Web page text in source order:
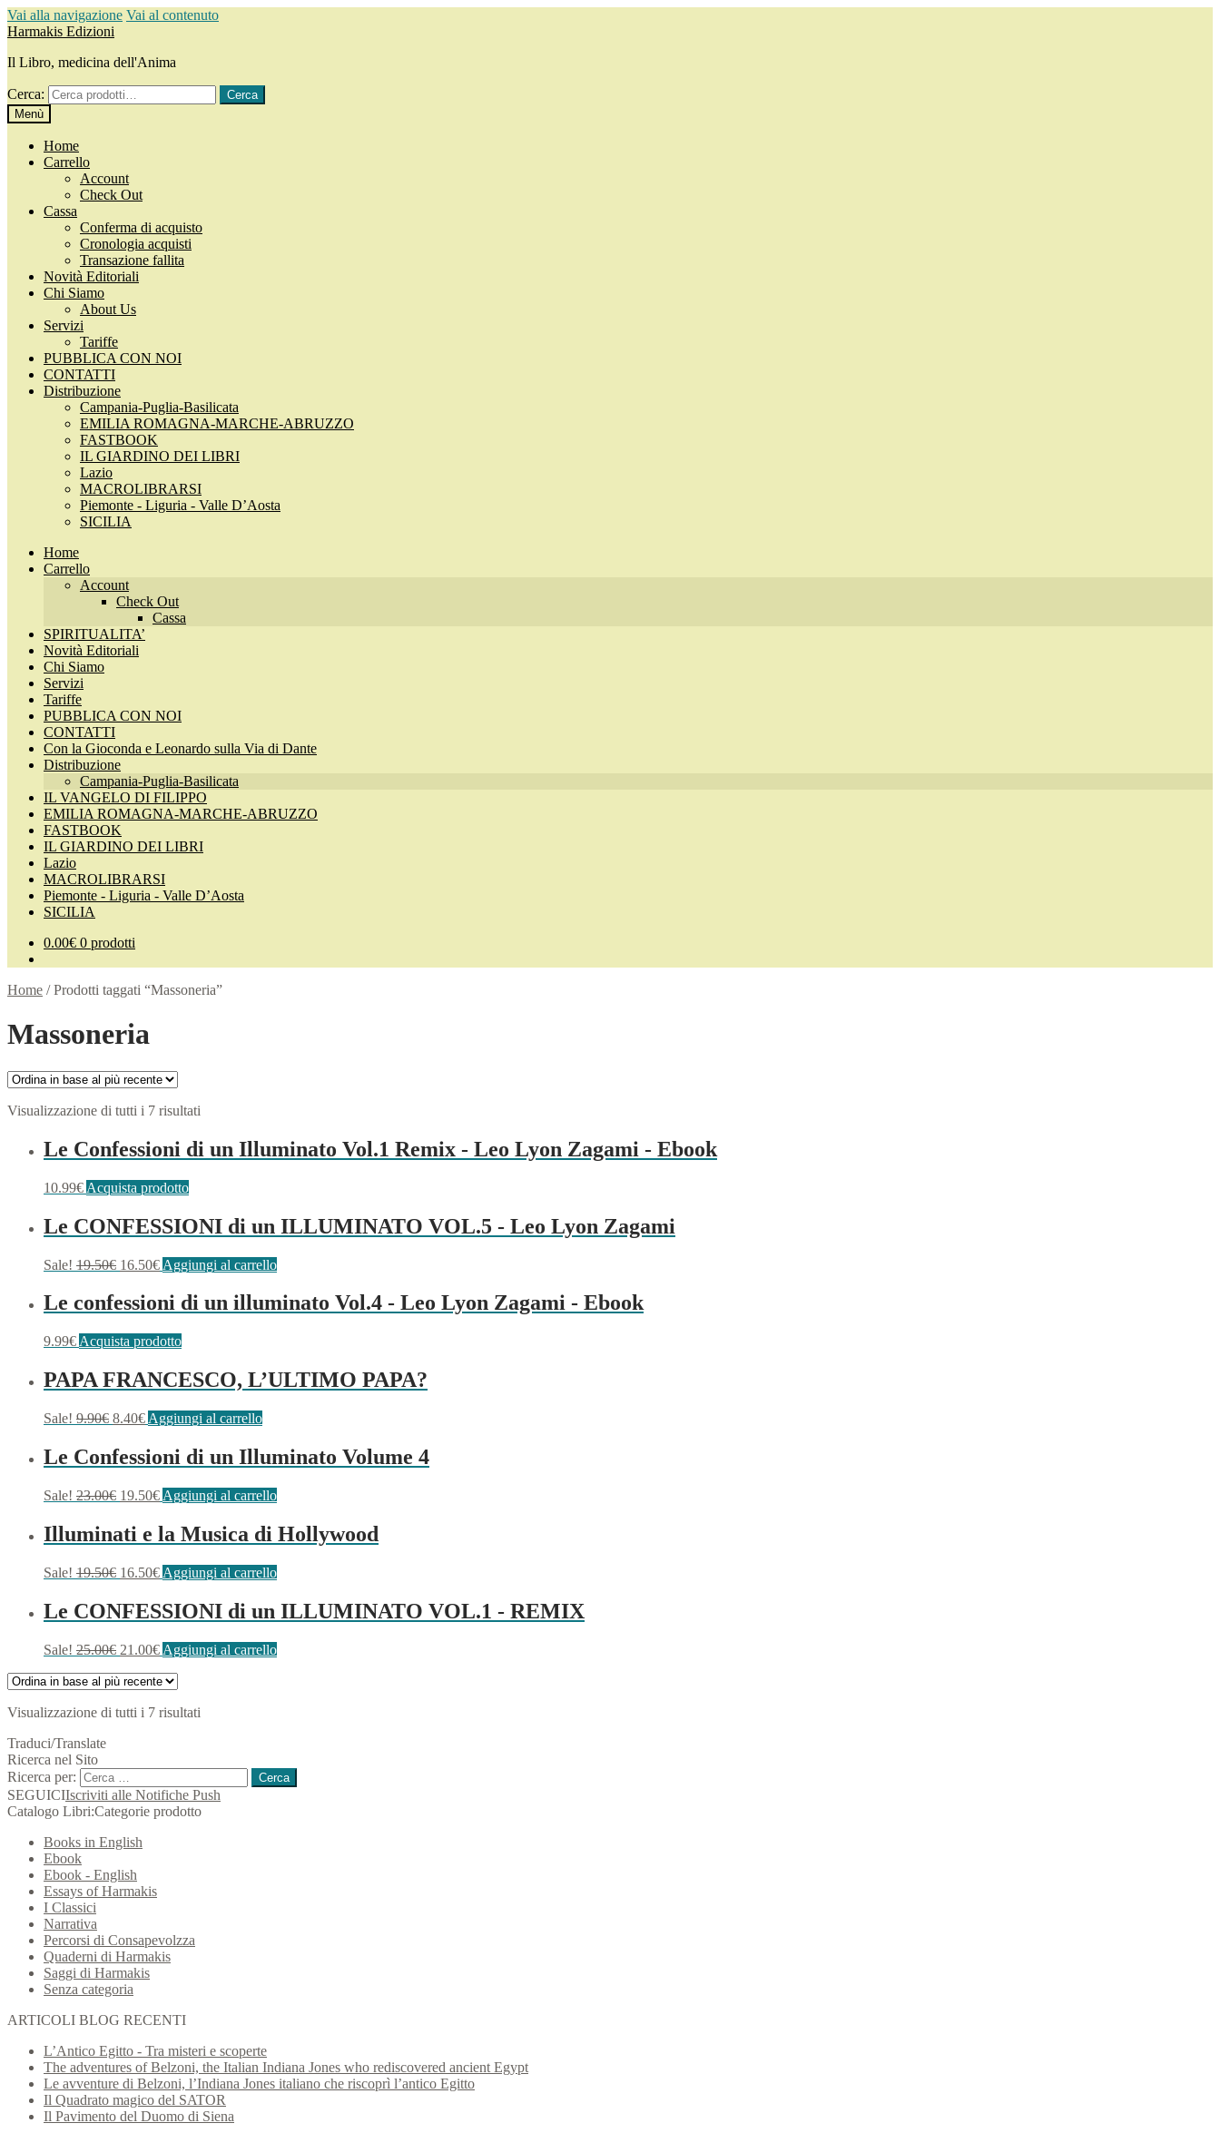
Vai alla navigazione Vai al contenuto
Harmakis Edizioni
Il Libro, medicina dell'Anima
Cerca:
Cerca
Menù
Home
Carrello
Account
Check Out
Cassa
Conferma di acquisto
Cronologia acquisti
Transazione fallita
Novità Editoriali
Chi Siamo
About Us
Servizi
Tariffe
PUBBLICA CON NOI
CONTATTI
Distribuzione
Campania-Puglia-Basilicata
EMILIA ROMAGNA-MARCHE-ABRUZZO
FASTBOOK
IL GIARDINO DEI LIBRI
Lazio
MACROLIBRARSI
Piemonte - Liguria - Valle D’Aosta
SICILIA
Home
Carrello
Account
Check Out
Cassa
SPIRITUALITA’
Novità Editoriali
Chi Siamo
Servizi
Tariffe
PUBBLICA CON NOI
CONTATTI
Con la Gioconda e Leonardo sulla Via di Dante
Distribuzione
Campania-Puglia-Basilicata
IL VANGELO DI FILIPPO
EMILIA ROMAGNA-MARCHE-ABRUZZO
FASTBOOK
IL GIARDINO DEI LIBRI
Lazio
MACROLIBRARSI
Piemonte - Liguria - Valle D’Aosta
SICILIA
0.00€ 0 prodotti
Home /Prodotti taggati “Massoneria”
Massoneria
Visualizzazione di tutti i 7 risultati
Le Confessioni di un Illuminato Vol.1 Remix - Leo Lyon Zagami - Ebook
10.99€ Acquista prodotto
Le CONFESSIONI di un ILLUMINATO VOL.5 - Leo Lyon Zagami
Sale! 19.50€ 16.50€ Aggiungi al carrello
Le confessioni di un illuminato Vol.4 - Leo Lyon Zagami - Ebook
9.99€ Acquista prodotto
PAPA FRANCESCO, L’ULTIMO PAPA?
Sale! 9.90€ 8.40€ Aggiungi al carrello
Le Confessioni di un Illuminato Volume 4
Sale! 23.00€ 19.50€ Aggiungi al carrello
Illuminati e la Musica di Hollywood
Sale! 19.50€ 16.50€ Aggiungi al carrello
Le CONFESSIONI di un ILLUMINATO VOL.1 - REMIX
Sale! 25.00€ 21.00€ Aggiungi al carrello
Visualizzazione di tutti i 7 risultati
Traduci/Translate
Ricerca nel Sito
Ricerca per:
SEGUICIIscriviti alle Notifiche Push
Catalogo Libri:Categorie prodotto
Books in English
Ebook
Ebook - English
Essays of Harmakis
I Classici
Narrativa
Percorsi di Consapevolzza
Quaderni di Harmakis
Saggi di Harmakis
Senza categoria
ARTICOLI BLOG RECENTI
L’Antico Egitto - Tra misteri e scoperte
The adventures of Belzoni, the Italian Indiana Jones who rediscovered ancient Egypt
Le avventure di Belzoni, l’Indiana Jones italiano che riscoprì l’antico Egitto
Il Quadrato magico del SATOR
Il Pavimento del Duomo di Siena